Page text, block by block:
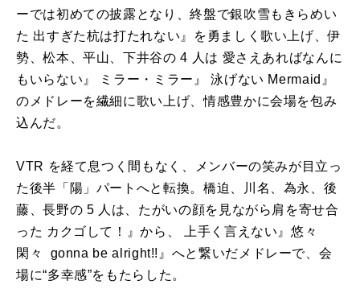
ーでは初めての披露となり、終盤で銀吹雪もきらめい
た 出すぎた杭は打たれない』を勇ましく歌い上げ、伊
勢、松本、平山、下井谷の 4 人は 愛さえあればなんに
もいらない』 ミラー・ミラー』 泳げない Mermaid』
のメドレーを繊細に歌い上げ、情感豊かに会場を包み
込んだ。
VTR を経て息つく間もなく、メンバーの笑みが目立っ
た後半「陽」パートへと転換。橋迫、川名、為永、後
藤、長野の 5 人は、たがいの顔を見ながら肩を寄せ合
った カクゴして！』から、 上手く言えない』悠々
閑々 gonna be alright!!』へと繋いだメドレーで、会
場に“多幸感”をもたらした。